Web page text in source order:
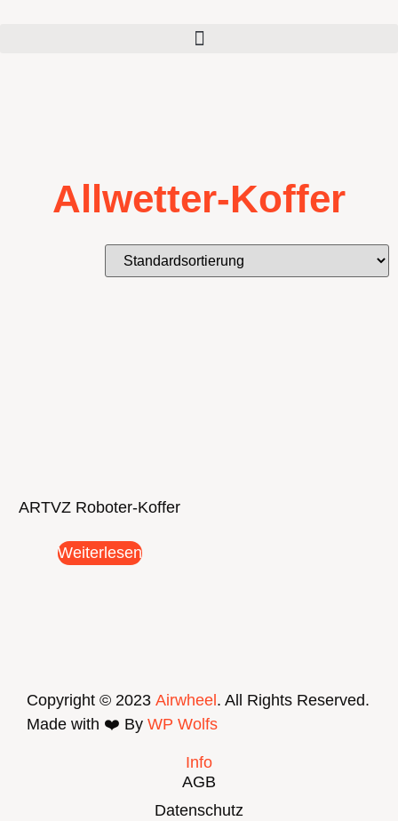
Allwetter-Koffer
ARTVZ Roboter-Koffer
Weiterlesen
Copyright © 2023 Airwheel. All Rights Reserved.
Made with ❤️ By WP Wolfs
Info
AGB
Datenschutz